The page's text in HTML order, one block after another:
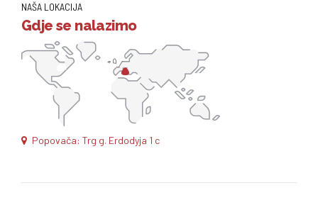
NAŠA LOKACIJA
Gdje se nalazimo
Popovača: Trg g. Erdodyja 1 c